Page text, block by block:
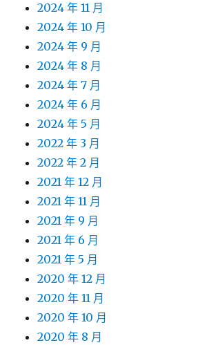
2024 年 11 月
2024 年 10 月
2024 年 9 月
2024 年 8 月
2024 年 7 月
2024 年 6 月
2024 年 5 月
2022 年 3 月
2022 年 2 月
2021 年 12 月
2021 年 11 月
2021 年 9 月
2021 年 6 月
2021 年 5 月
2020 年 12 月
2020 年 11 月
2020 年 10 月
2020 年 8 月